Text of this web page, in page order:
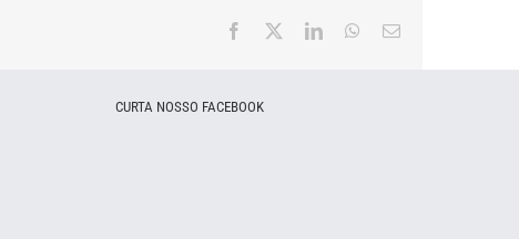
Facebook LinkedInWhatsApp
E-
CURTA NOSSO FACEBOOK